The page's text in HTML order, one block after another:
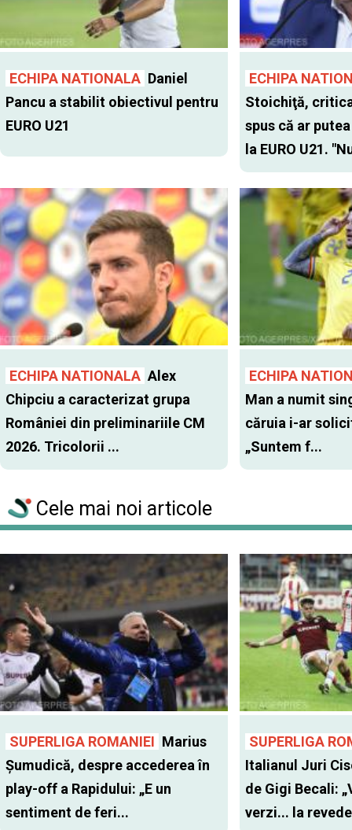
ECHIPA NATIONALA Daniel
Pancu a stabilit obiectivul pentru
EURO U21
ECHIPA
Stoichiţă,
spus că ar
la EURO U21.
ECHIPA NATIONALA Alex
Chipciu a caracterizat grupa
României din preliminariile CM
2026. Tricolorii ...
ECHIPA
Man a numit
căruia i-ar
„Suntem f...
Cele mai noi articole
SUPERLIGA ROMANIEI Marius
Șumudică, despre accederea în
play-off a Rapidului: „E un
sentiment de feri...
SUPERLIGA
Italianul Juri
de Gigi Becali:
verzi... la